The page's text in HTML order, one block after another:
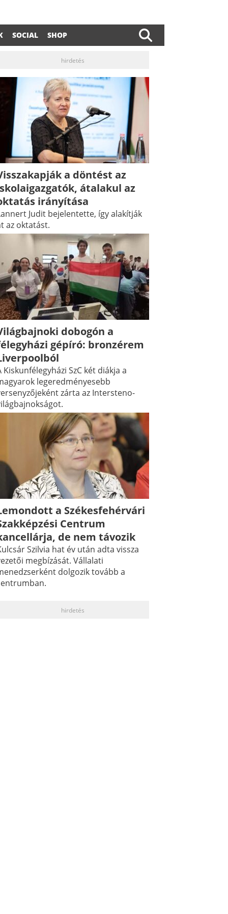
SOCIAL SHOP
hirdetés
a döntést az
átalakul az
irányítása
Judit bejelentette, így alakítják
az oktatást.
dobogón a
gépíró: bronzérem
Kiskunfélegyházi SzC két diákja a
legeredményesebb
zárta az Intersteno-
a Székesfehérvári
Centrum
de nem távozik
Szilvia hat év után adta vissza
megbízását. Vállalati
dolgozik tovább a
hirdetés